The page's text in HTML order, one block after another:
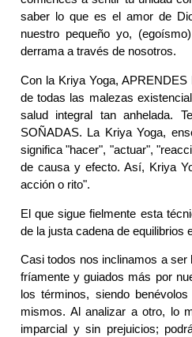
saber lo que es el amor de
nuestro pequeño yo,
derrama a través de nosotros.
Con la Kriya Yoga,
de todas las malezas
salud integral tan anhelada.
SOÑADAS. La Kriya Yoga,
significa "hacer", "actuar",
de causa y efecto. Así, Kriya
acción o rito".
El que sigue fielmente esta
de la justa cadena de equilibrios
Casi todos nos inclinamos a
fríamente y guiados más por
los términos, siendo
mismos. Al analizar a otro, lo
imparcial y sin prejuicios;